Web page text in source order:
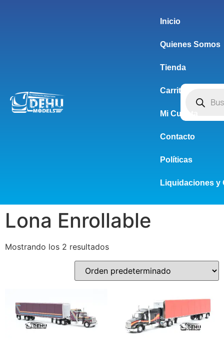
Inicio
Quienes Somos
Tienda
Carrito
Mi Cuenta
Contacto
Políticas
Liquidaciones y
Lona Enrollable
Mostrando los 2 resultados